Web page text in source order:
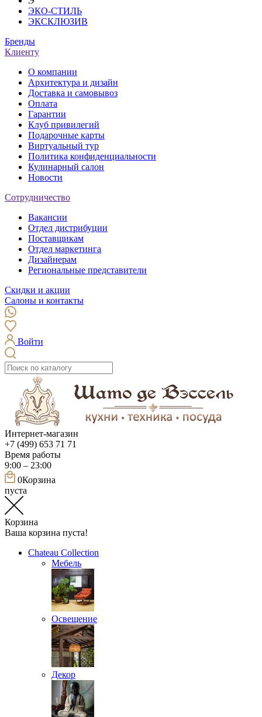
ЭКО-СТИЛЬ
ЭКСКЛЮЗИВ
Бренды
Клиенту
О компании
Архитектура и дизайн
Доставка и самовывоз
Оплата
Гарантии
Клуб привилегий
Подарочные карты
Виртуальный тур
Политика конфиденциальности
Кулинарный салон
Новости
Сотрудничество
Вакансии
Отдел дистрибуции
Поставщикам
Отдел маркетинга
Дизайнерам
Региональные представители
Скидки и акции
Салоны и контакты
Войти
Интернет-магазин
+7 (499) 653 71 71
Время работы
9:00 – 23:00
0Корзина
пуста
Корзина
Ваша корзина пуста!
Chateau Collection
Мебель
Освещение
Декор